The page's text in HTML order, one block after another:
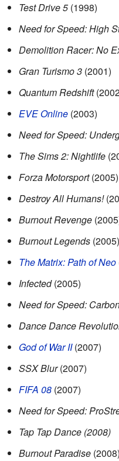
Test Drive 5(1998)
Need for Speed: High
Demolition Racer: No
Gran Turismo 3 (2001)
Quantum Redshift
EVE Online (2003)
Need for Speed:
The Sims 2: Nightlife
Forza Motorsport(2005)
Destroy All Humans!
Burnout Revenge
Burnout Legends (2005)
The Matrix: Path of Neo
Infected(2005)
Need for Speed:
Dance Dance
God of War II(2007)
SSX Blur(2007)
FIFA 08 (2007)
Need for Speed:
Tap Tap Dance (2008)
Burnout Paradise (2008)